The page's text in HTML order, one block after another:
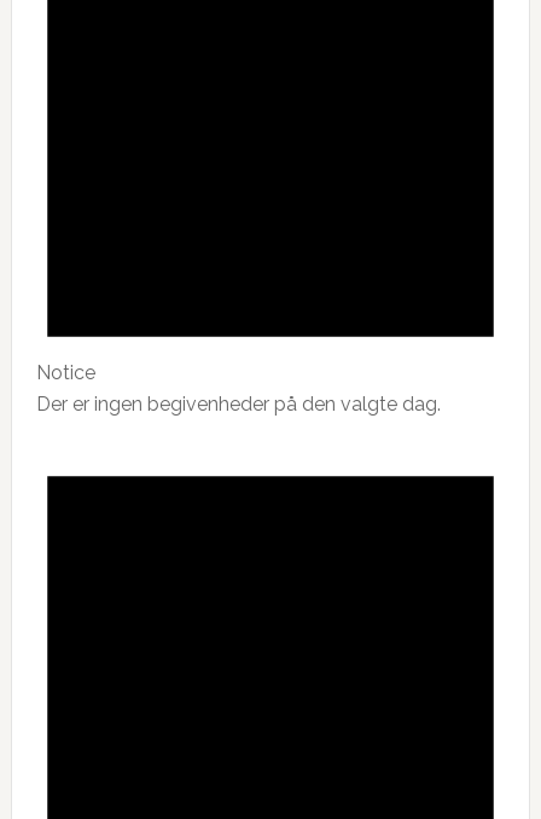
Notice
Der er ingen begivenheder på den valgte dag.